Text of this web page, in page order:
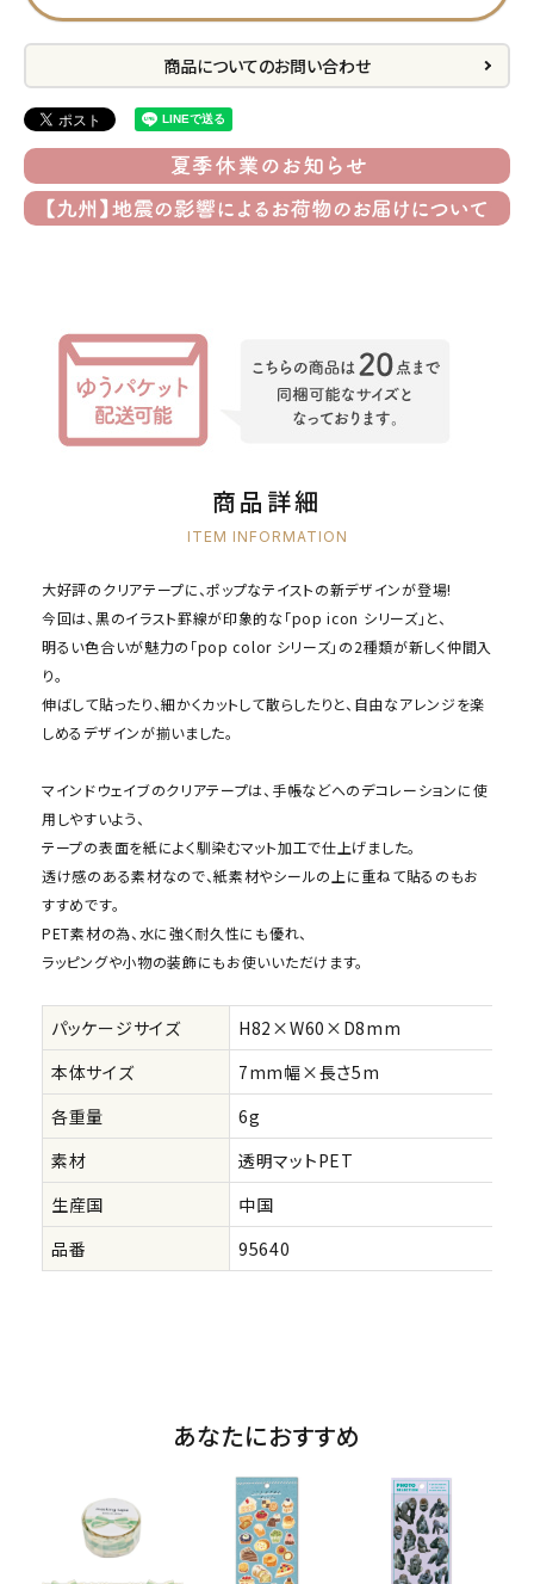
プライバシーポリシー
特定商取引法について
お問い合わせ
ACCOUNT MENU
ようこそ ゲスト 様
デコ部 公式
商品についてのお問い合わせ
商品詳細
ITEM INFORMATION
大好評のクリアテープに、ポップなテイストの新デザインが登場!
今回は、黒のイラスト罫線が印象的な「pop icon シリーズ」と、
明るい色合いが魅力の「pop color シリーズ」の2種類が新しく仲間入
り。
伸ばして貼ったり、細かくカットして散らしたりと、自由なアレンジを楽
しめるデザインが揃いました。
マインドウェイブのクリアテープは、手帳などへのデコレーションに使
用しやすいよう、
テープの表面を紙によく馴染むマット加工で仕上げました。
透け感のある素材なので、紙素材やシールの上に重ねて貼るのもお
すすめです。
PET素材の為、水に強く耐久性にも優れ、
ラッピングや小物の装飾にもお使いいただけます。
パッケージサイズ
H82×W60×D8mm
本体サイズ
7mm幅×長さ5m
各重量
6g
素材
透明マットPET
生産国
中国
品番
95640
あなたにおすすめ